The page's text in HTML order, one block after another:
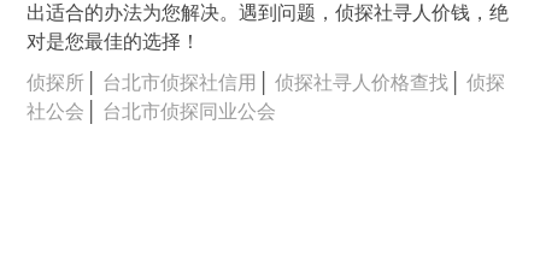
出适合的办法为您解决。遇到问题，侦探社寻人价钱，绝
对是您最佳的选择！
侦探所
台北市侦探社信用 │侦探社寻人价格查找 │侦探
社公会
台北市侦探同业公会